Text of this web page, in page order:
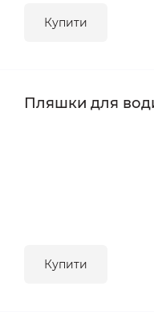
Купити
Пляшки для
Купити